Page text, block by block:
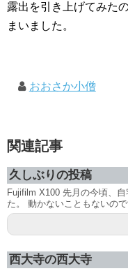
露出を引き上げてみた
まいました。
おおさか小僧
関連記事
久しぶりの投稿
Fujifilm X100 先月の今頃、
た。 動かないこともないの
西大寺の西大寺